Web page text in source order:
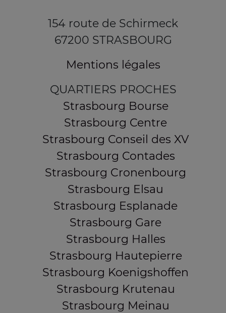
154 route de Schirmeck
67200 STRASBOURG
Mentions légales
QUARTIERS PROCHES
Strasbourg Bourse
Strasbourg Centre
Strasbourg Conseil des XV
Strasbourg Contades
Strasbourg Cronenbourg
Strasbourg Elsau
Strasbourg Esplanade
Strasbourg Gare
Strasbourg Halles
Strasbourg Hautepierre
Strasbourg Koenigshoffen
Strasbourg Krutenau
Strasbourg Meinau